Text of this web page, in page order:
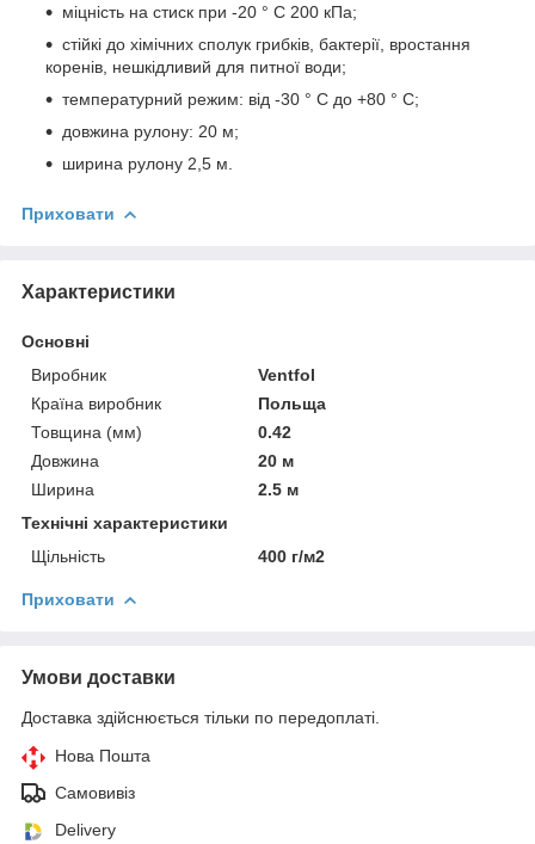
міцність на стиск при -20 ° C 200 кПа;
стійкі до хімічних сполук грибків, бактерії, вростання
коренів, нешкідливий для питної води;
температурний режим: від -30 ° C до +80 ° C;
довжина рулону: 20 м;
ширина рулону 2,5 м.
Приховати
Характеристики
Основні
Виробник
Ventfol
Країна виробник
Польща
Товщина (мм)
0.42
Довжина
20 м
Ширина
2.5 м
Технічні характеристики
Щільність
400 г/м2
Приховати
Умови доставки
Доставка здійснюється тільки по передоплаті.
Нова Пошта
Самовивіз
Delivery